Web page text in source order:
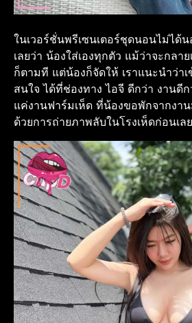
ในเวอร์ชั่นพรีเซนเตอร์ชุดนอนไม่ได้
เลยว่า น้องใส่เองทุกตัว แม้ว่าจะกลา
ก็ตามที แต่น้องก็จัดให้ เราแนะนำว่า
สนใจ ได้ที่ช่องทาง ไอจี ดีกว่า งานดีก
แค่งานฟาร์มเห็ด ที่น้องขอพักจากงา
ด้วยการถ่ายภาพลับในโรงเห็ดก่อนเลย